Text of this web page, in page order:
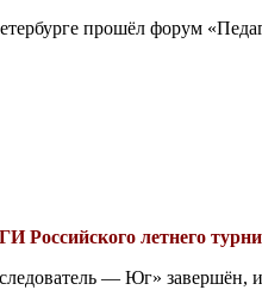
прошёл форум
Российского летнего
— Юг» завершён,